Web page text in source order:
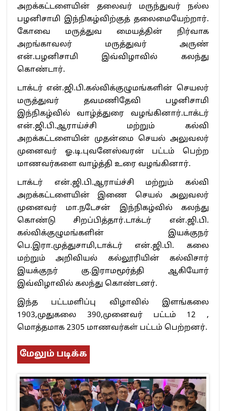
அறக்கட்டளையின் தலைவர் மருந்துவர் நல்ல
பழனிசாமி இந்நிகழ்விற்குத் தலைமையேற்றார்.
கோவை மருத்துவ மையத்தின் நிர்வாக
அறங்காவலர் மருத்துவர் அருண்
என்.பழனிசாமி இவ்விழாவில் கலந்து
கொண்டார்.
டாக்டர் என்.ஜி.பி.கல்விக்குழுமங்களின் செயலர்
மருத்துவர் தவமணிதேவி பழனிசாமி
இந்நிகழ்வில் வாழ்த்துரை வழங்கினார்.டாக்டர்
என்.ஜி.பி.ஆராய்ச்சி மற்றும் கல்வி
அறக்கட்டளையின் முதன்மை செயல் அலுவலர்
முனைவர் ஓ.டி.புவனேஸ்வரன் பட்டம் பெற்ற
மாணவர்களை வாழ்த்தி உரை வழங்கினார்.
டாக்டர் என்.ஜி.பி.ஆராய்ச்சி மற்றும் கல்வி
அறக்கட்டளையின் இணை செயல் அலுவலர்
முனைவர் மா.நடேசன் இந்நிகழ்வில் கலந்து
கொண்டு சிறப்பித்தார்.டாக்டர் என்.ஜி.பி.
கல்விக்குழுமங்களின் இயக்குநர்
பெ.இரா.முத்துசாமி,டாக்டர் என்.ஜி.பி. கலை
மற்றும் அறிவியல் கல்லூரியின் கல்விசார்
இயக்குநர் கு.இராமமூர்த்தி ஆகியோர்
இவ்விழாவில் கலந்து கொண்டனர்.
இந்த பட்டமளிப்பு விழாவில் இளங்கலை
1903,முதுகலை 390,முனைவர் பட்டம் 12 ,
மொத்தமாக 2305 மாணவர்கள் பட்டம் பெற்றனர்.
மேலும் படிக்க